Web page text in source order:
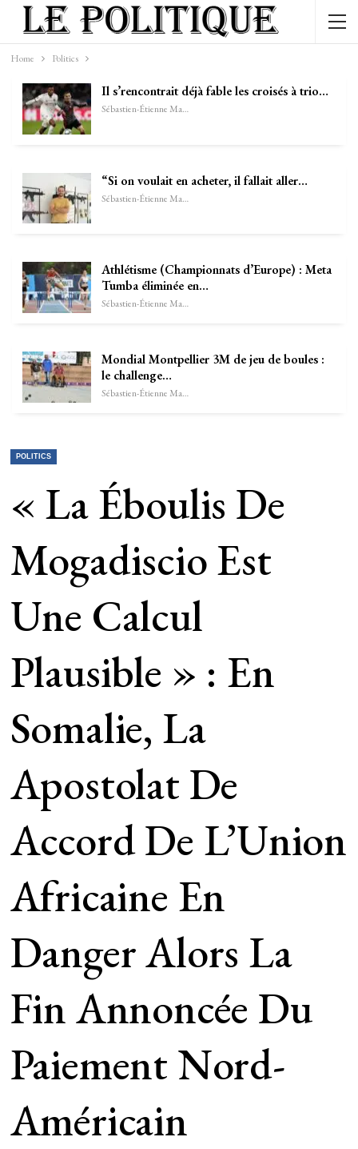
Home Politics
Il s’rencontrait déjà fable les croisés à trio…
Sébastien-Étienne Marechal
“Si on voulait en acheter, il fallait aller…
Sébastien-Étienne Marechal
Athlétisme (Championnats d’Europe) : Meta
Tumba éliminée en…
Sébastien-Étienne Marechal
Mondial Montpellier 3M de jeu de boules :
le challenge…
Sébastien-Étienne Marechal
POLITICS
« La Éboulis De
Mogadiscio Est
Une Calcul
Plausible » : En
Somalie, La
Apostolat De
Accord De L’Union
Africaine En
Danger Alors La
Fin Annoncée Du
Paiement Nord-
Américain